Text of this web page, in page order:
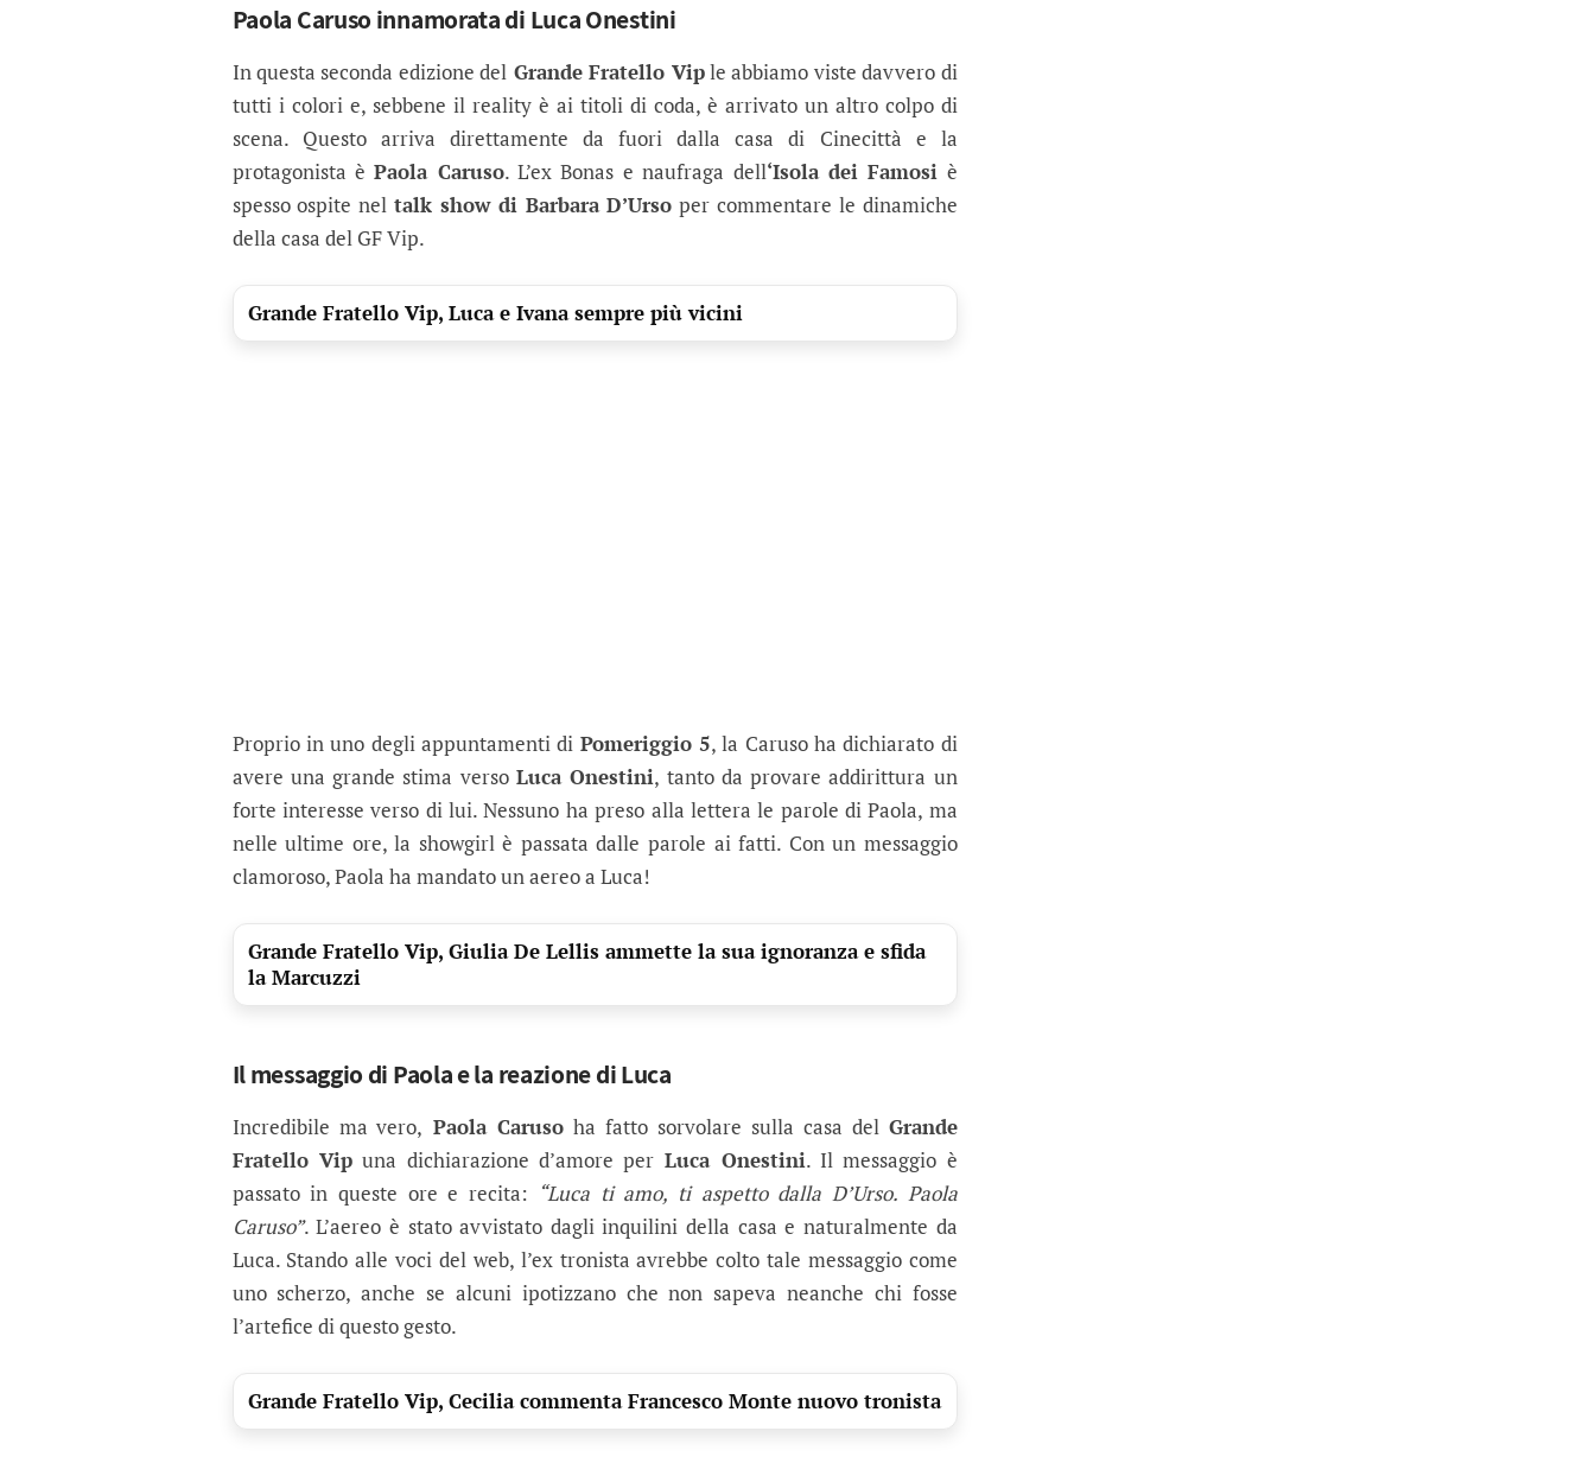
Paola Caruso innamorata di Luca Onestini
In questa seconda edizione del Grande Fratello Viple abbiamo viste davvero di
tutti i colori e, sebbene il reality è ai titoli di coda, è arrivato un altro colpo di
scena. Questo arriva direttamente da fuori dalla casa di Cinecittà e la
protagonista èPaola Caruso. L’ex Bonas e naufraga dell‘Isola dei Famosi è
spesso ospite neltalk show di Barbara D’Urso per commentare le dinamiche
della casa del GF Vip.
Grande Fratello Vip, Luca e Ivana sempre più vicini
Proprio in uno degli appuntamenti di Pomeriggio 5, la Caruso ha dichiarato di
avere una grande stima versoLuca Onestini, tanto da provare addirittura un
forte interesse verso di lui. Nessuno ha preso alla lettera le parole di Paola, ma
nelle ultime ore, la showgirl è passata dalle parole ai fatti. Con un messaggio
clamoroso, Paola ha mandato un aereo a Luca!
Grande Fratello Vip, Giulia De Lellis ammette la sua ignoranza e sfida
la Marcuzzi
Il messaggio di Paola e la reazione di Luca
Incredibile ma vero, Paola Caruso ha fatto sorvolare sulla casa del Grande
Fratello Vipuna dichiarazione d’amore per Luca Onestini. Il messaggio è
passato in queste ore e recita: “Luca ti amo, ti aspetto dalla D’Urso. Paola
Caruso”. L’aereo è stato avvistato dagli inquilini della casa e naturalmente da
Luca. Stando alle voci del web, l’ex tronista avrebbe colto tale messaggio come
uno scherzo, anche se alcuni ipotizzano che non sapeva neanche chi fosse
l’artefice di questo gesto.
Grande Fratello Vip, Cecilia commenta Francesco Monte nuovo tronista